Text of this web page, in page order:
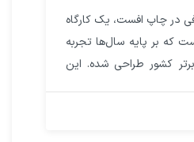
در چاپ افست، یک کارگاه
که بر پایه سال‌ها تجربه
برتر کشور طراحی شده. این
قبل از چاپ و